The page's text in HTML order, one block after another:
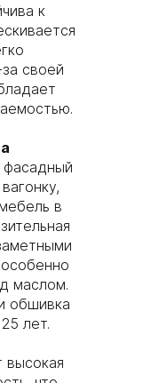
к
своей
фасадный
в
маслом.
обшивка
лет.
высокая